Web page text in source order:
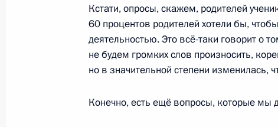
7 декабря 2021 года, вторник
Совещание по экономическим
7 декабря 2021 года, 17:50 Сочи
Кстати, опросы, скажем, родителей
60 процентов родителей хотели бы,
деятельностью. Это всё-таки говорит о
не будем громких слов произносить,
но в значительной степени изменилась,
Конечно, есть ещё вопросы, которые мы